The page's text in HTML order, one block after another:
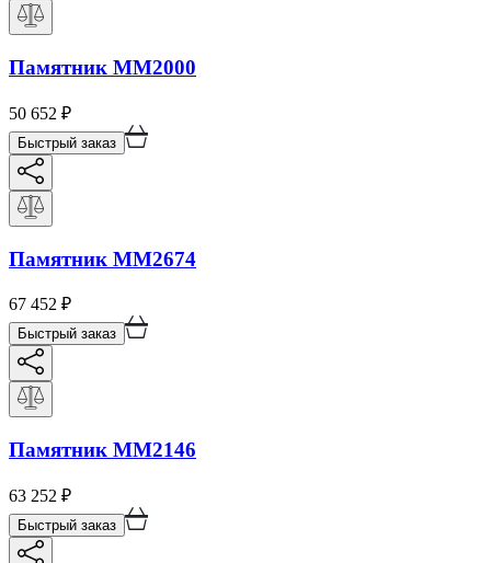
Памятник ММ2000
50 652 ₽
Быстрый заказ
Памятник ММ2674
67 452 ₽
Быстрый заказ
Памятник ММ2146
63 252 ₽
Быстрый заказ